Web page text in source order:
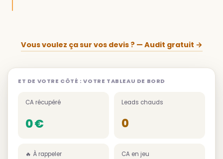
Vous voulez ça sur vos devis ? — Audit gratuit →
ET DE VOTRE CÔTÉ : VOTRE TABLEAU DE BORD
CA récupéré
0 €
Leads chauds
0
🔥 À rappeler CA en jeu